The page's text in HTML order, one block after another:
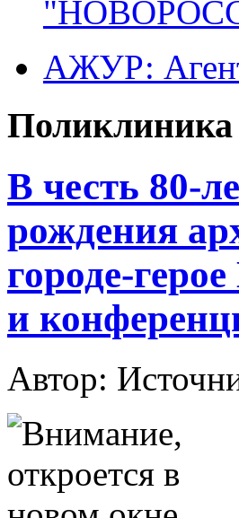
АЖУР:
Поликлиника
В честь 80-
рождения
городе-
и
Автор: